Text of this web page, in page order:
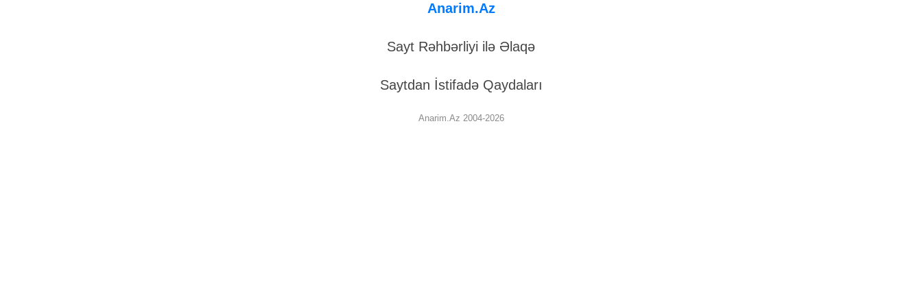
Anarim.Az
Sayt Rəhbərliyi ilə Əlaqə
Saytdan İstifadə Qaydaları
Anarim.Az 2004-2026